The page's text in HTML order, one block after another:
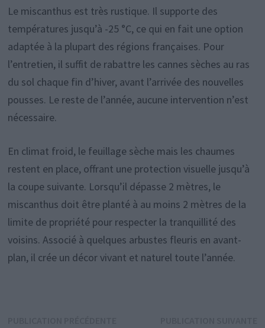
Le miscanthus est très rustique. Il supporte des
températures jusqu’à -25 °C, ce qui en fait une option
adaptée à la plupart des régions françaises. Pour
l’entretien, il suffit de rabattre les cannes sèches au ras
du sol chaque fin d’hiver, avant l’arrivée des nouvelles
pousses. Le reste de l’année, aucune intervention n’est
nécessaire.
En climat froid, le feuillage sèche mais les chaumes
restent en place, offrant une protection visuelle jusqu’à
la coupe suivante. Lorsqu’il dépasse 2 mètres, le
miscanthus doit être planté à au moins 2 mètres de la
limite de propriété pour respecter la tranquillité des
voisins. Associé à quelques arbustes fleuris en avant-
plan, il crée un décor vivant et naturel toute l’année.